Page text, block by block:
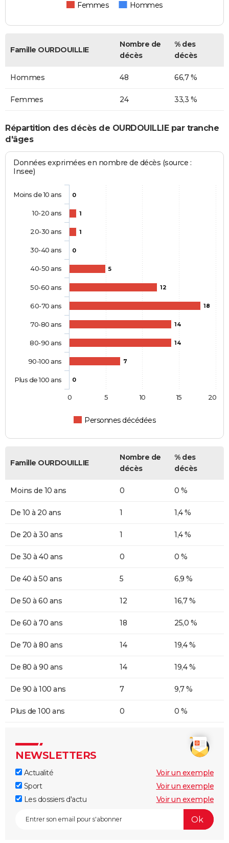
Femmes Hommes
Famille OURDOUILLIE
Nombre de
décès
% des
décès
Hommes 48 66,7 %
Femmes 24 33,3 %
Répartition des décès de OURDOUILLIE par tranche
d'âges
Données exprimées en nombre de décès (source :
Insee)
0
1
1
0
5
12
18
14
14
7
0
Personnes décédées
Moins de 10 ans
10-20 ans
20-30 ans
30-40 ans
40-50 ans
50-60 ans
60-70 ans
70-80 ans
80-90 ans
90-100 ans
Plus de 100 ans
0 5 10 15 20
Famille OURDOUILLIE
Nombre de
décès
% des
décès
Moins de 10 ans 0 0 %
De 10 à 20 ans 1 1,4 %
De 20 à 30 ans 1 1,4 %
De 30 à 40 ans 0 0 %
De 40 à 50 ans 5 6,9 %
De 50 à 60 ans 12 16,7 %
De 60 à 70 ans 18 25,0 %
De 70 à 80 ans 14 19,4 %
De 80 à 90 ans 14 19,4 %
De 90 à 100 ans 7 9,7 %
Plus de 100 ans 0 0 %
NEWSLETTERS
Actualité
Voir un exemple
Sport
Voir un exemple
Les dossiers d'actu
Voir un exemple